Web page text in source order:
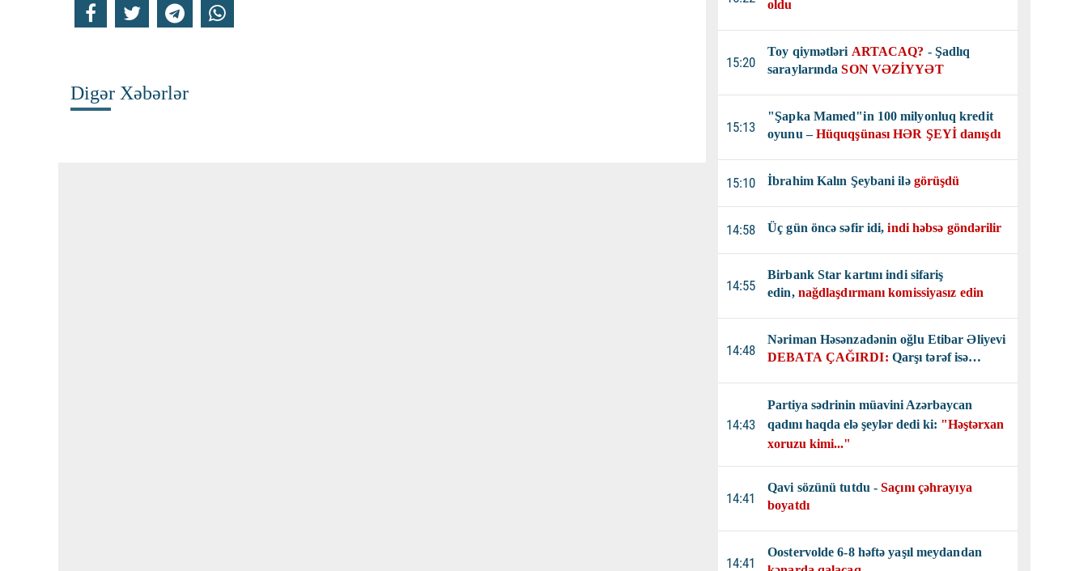
Digər Xəbərlər
oldu
15:20
Toy qiymətləri ARTACAQ? - Şadlıq
saraylarında SON VƏZİYYƏT
15:13
"Şapka Mamed"in 100 milyonluq kredit
oyunu –Hüquqşünası HƏR ŞEYİ danışdı
15:10 İbrahim Kalın Şeybani ilə görüşdü
14:58 Üç gün öncə səfir idi, indi həbsə göndərilir
14:55
Birbank Star kartını indi sifariş
edin, nağdlaşdırmanı komissiyasız edin
14:48
Nəriman Həsənzadənin oğlu Etibar Əliyevi
DEBATA ÇAĞIRDI: Qarşı tərəf isə…
14:43
Partiya sədrinin müavini Azərbaycan
qadını haqda elə şeylər dedi ki: "Həştərxan
xoruzu kimi..."
14:41
Qavi sözünü tutdu -Saçını çəhrayıya
boyatdı
14:41
Oostervolde 6-8 həftə yaşıl meydandan